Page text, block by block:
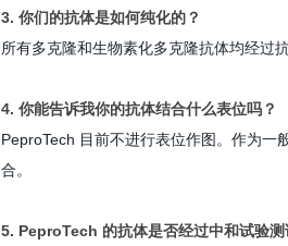
3. 你们的抗体是如何纯化的？
所有多克隆和生物素化多克隆抗体均经过
4. 你能告诉我你的抗体结合什么表位吗？
PeproTech 目前不进行表位作图。 作为一
合。
5. PeproTech 的抗体是否经过中和试验测